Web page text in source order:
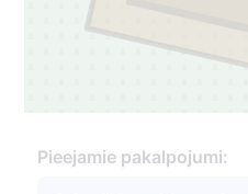
Pieejamie pakalpojumi: